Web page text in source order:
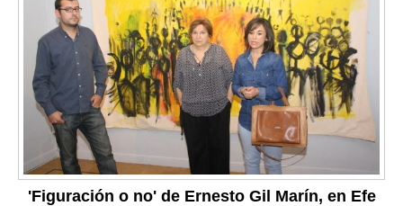
'Figuración o no' de Ernesto Gil Marín, en Efe